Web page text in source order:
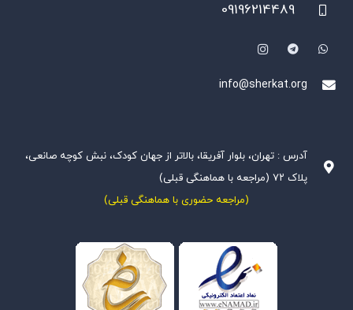
09196214489
info@sherkat.org
آدرس : تهران، بلوار آفریقا، بالاتر از جهان کودک، نبش کوچه صانعی،
پلاک ۷۲ (مراجعه با هماهنگی قبلی)
(مراجعه حضوری با هماهنگی قبلی)